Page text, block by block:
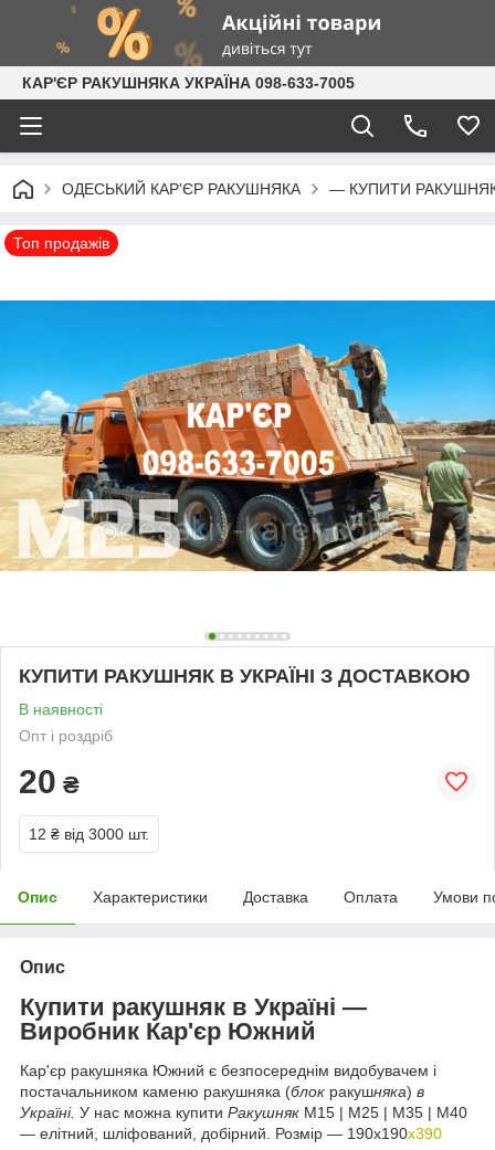
КАР'ЄР РАКУШНЯКА УКРАЇНА 098-633-7005
ОДЕСЬКИЙ КАР'ЄР РАКУШНЯКА — КУПИТИ
Топ продажів
КУПИТИ РАКУШНЯК В УКРАЇНІ З ДОСТАВКОЮ
В наявності
Опт і роздріб
20 ₴
12 ₴ від 3000 шт.
Опис Характеристики Доставка Оплата Умови
Опис
Купити ракушняк в Україні —
Виробник Кар'єр Южний
Кар'єр ракушняка Южний є безпосереднім видобувачем і
постачальником каменю ракушняка (блок ракушняка) в
Україні. У нас можна купити Ракушняк М15 | М25 | М35 | М40
— елітний, шліфований, добірний. Розмір — 190х190х390